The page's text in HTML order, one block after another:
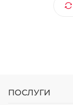
ПОСЛУГИ